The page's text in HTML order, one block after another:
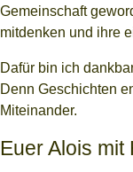
Gemeinschaft
mitdenken und ihre
Dafür bin ich
Denn Geschichten
Miteinander.
Euer Alois mit